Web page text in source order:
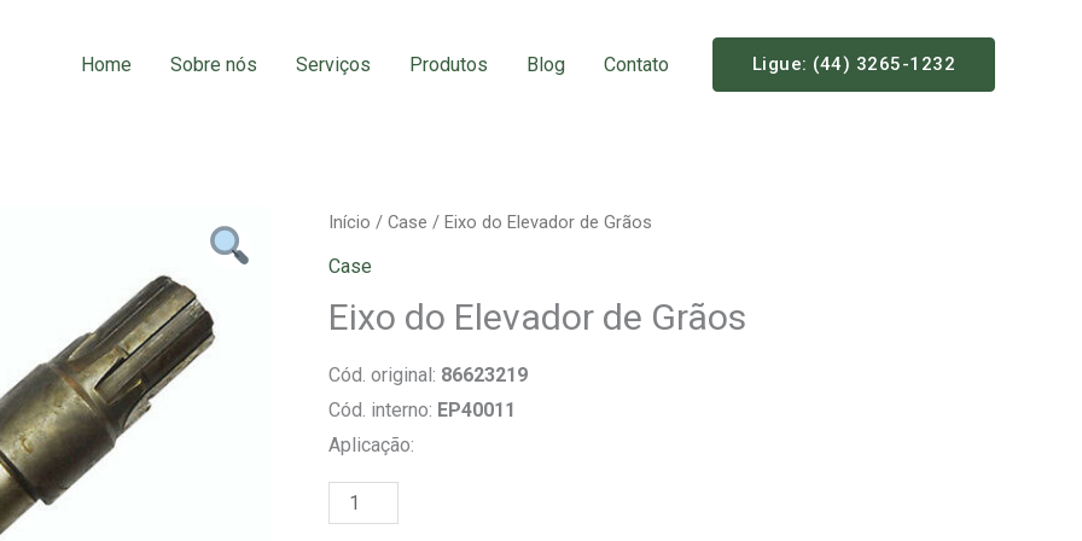
Home Sobre nós Serviços Produtos Blog Contato Ligue: (44) 3265-1232
Início / Case / Eixo do Elevador de Grãos
Case
Eixo do Elevador de Grãos
Cód. original: 86623219
Cód. interno: EP40011
Aplicação:
Eixo
do
de
Grãos
quantidade